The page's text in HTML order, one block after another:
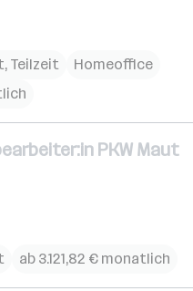
Teilzeit
Homeoffice
PKW Maut
ab 3.121,82 € monatlich